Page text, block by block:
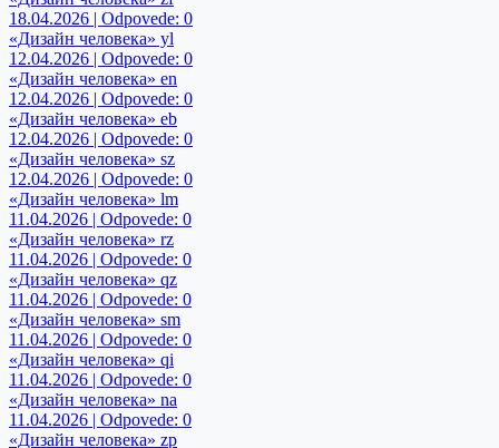
18.04.2026 | Odpovede: 0
«Дизайн человека» yl
12.04.2026 | Odpovede: 0
«Дизайн человека» en
12.04.2026 | Odpovede: 0
«Дизайн человека» eb
12.04.2026 | Odpovede: 0
«Дизайн человека» sz
12.04.2026 | Odpovede: 0
«Дизайн человека» lm
11.04.2026 | Odpovede: 0
«Дизайн человека» rz
11.04.2026 | Odpovede: 0
«Дизайн человека» qz
11.04.2026 | Odpovede: 0
«Дизайн человека» sm
11.04.2026 | Odpovede: 0
«Дизайн человека» qi
11.04.2026 | Odpovede: 0
«Дизайн человека» na
11.04.2026 | Odpovede: 0
«Дизайн человека» zp